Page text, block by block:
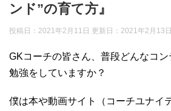
ンド”の育て方』
投稿日：2021年2月11日 更新日： 2021年2月13日
GKコーチの皆さん、普段どんなコ
勉強をしていますか？
僕は本や動画サイト（コーチユナイ